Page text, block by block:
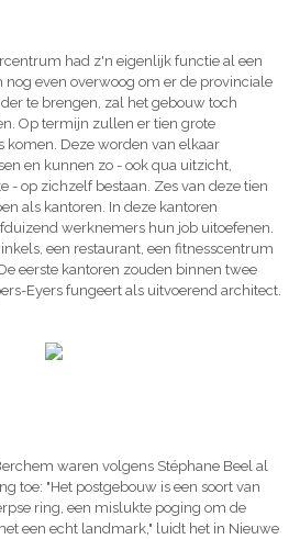
had z'n eigenlijk functie al een
even overwoog om er de provinciale
te brengen, zal het gebouw toch
Op termijn zullen er tien grote
komen. Deze worden van elkaar
en kunnen zo - ook qua uitzicht,
- op zichzelf bestaan. Zes van deze tien
als kantoren. In deze kantoren
werknemers hun job uitoefenen.
een restaurant, een fitnesscentrum
eerste kantoren zouden binnen twee
Eyers fungeert als uitvoerend architect.
waren volgens Stéphane Beel al
toe: "Het postgebouw is een soort van
ring, een mislukte poging om de
een echt landmark," luidt het in Nieuwe